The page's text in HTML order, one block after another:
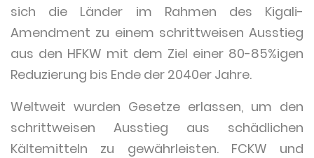
sich die Länder im Rahmen des Kigali-
Amendment zu einem schrittweisen Ausstieg
aus den HFKW mit dem Ziel einer 80-85%igen
Reduzierung bis Ende der 2040er Jahre.
Weltweit wurden Gesetze erlassen, um den
schrittweisen Ausstieg aus schädlichen
Kältemitteln zu gewährleisten. FCKW und